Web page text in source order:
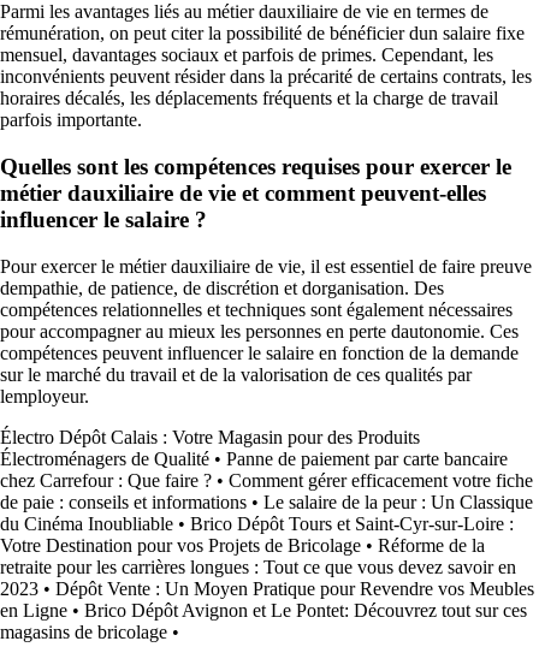
Parmi les avantages liés au métier dauxiliaire de vie en termes de
rémunération, on peut citer la possibilité de bénéficier dun salaire fixe
mensuel, davantages sociaux et parfois de primes. Cependant, les
inconvénients peuvent résider dans la précarité de certains contrats, les
horaires décalés, les déplacements fréquents et la charge de travail
parfois importante.
Quelles sont les compétences requises pour exercer le
métier dauxiliaire de vie et comment peuvent-elles
influencer le salaire ?
Pour exercer le métier dauxiliaire de vie, il est essentiel de faire preuve
dempathie, de patience, de discrétion et dorganisation. Des
compétences relationnelles et techniques sont également nécessaires
pour accompagner au mieux les personnes en perte dautonomie. Ces
compétences peuvent influencer le salaire en fonction de la demande
sur le marché du travail et de la valorisation de ces qualités par
lemployeur.
Électro Dépôt Calais : Votre Magasin pour des Produits
Électroménagers de Qualité • Panne de paiement par carte bancaire
chez Carrefour : Que faire ? • Comment gérer efficacement votre fiche
de paie : conseils et informations • Le salaire de la peur : Un Classique
du Cinéma Inoubliable • Brico Dépôt Tours et Saint-Cyr-sur-Loire :
Votre Destination pour vos Projets de Bricolage • Réforme de la
retraite pour les carrières longues : Tout ce que vous devez savoir en
2023 • Dépôt Vente : Un Moyen Pratique pour Revendre vos Meubles
en Ligne • Brico Dépôt Avignon et Le Pontet: Découvrez tout sur ces
magasins de bricolage •